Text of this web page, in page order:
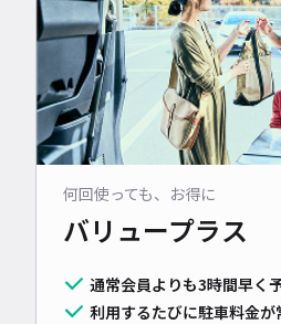
何回使っても、お得に
バリュープラス
通常会員よりも3時間早く
利用するたびに駐車料金